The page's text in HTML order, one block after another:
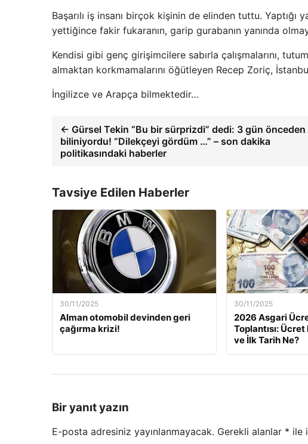
Başarılı iş insanı birçok kişinin de elinden tuttu. Yaptığı
yettiğince fakir fukaranın, garip gurabanın yanında
Kendisi gibi genç girişimcilere sabırla çalışmalarını,
almaktan korkmamalarını öğütleyen Recep Zoriç,
İngilizce ve Arapça bilmektedir…
← Gürsel Tekin “Bu bir sürprizdi” dedi: 3 gün önceden
biliniyordu! “Dilekçeyi gördüm …” – son dakika
politikasındaki haberler
Tavsiye Edilen Haberler
30/11/2025
Alman otomobil devinden geri
çağırma krizi!
30/11/2025
2026 Asgari
Toplantısı:
ve İlk Tarih Ne?
Bir yanıt yazın
E-posta adresiniz yayınlanmayacak. Gerekli alanlar * ile